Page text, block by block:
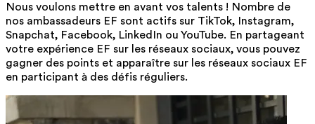
Nous voulons mettre en avant vos talents ! Nombre de
nos ambassadeurs EF sont actifs sur TikTok, Instagram,
Snapchat, Facebook, LinkedIn ou YouTube. En partageant
votre expérience EF sur les réseaux sociaux, vous pouvez
gagner des points et apparaître sur les réseaux sociaux EF
en participant à des défis réguliers.